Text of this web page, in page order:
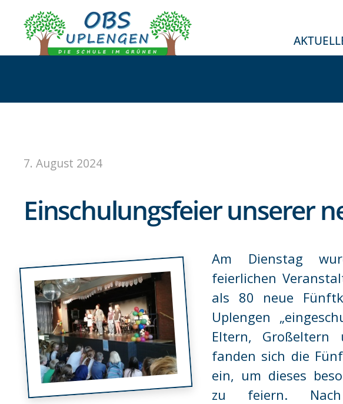
7. August 2024
Einschulungsfeier unserer
Am Dienstag
feierlichen
als 80 neue
Uplengen
Eltern, Großeltern
fanden sich die
ein, um dieses
zu feiern. Nach